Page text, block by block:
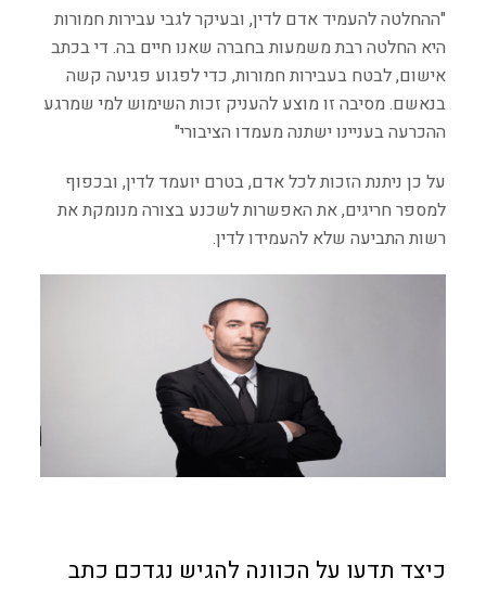
"ההחלטה להעמיד אדם לדין, ובעיקר לגבי עבירות חמורות
היא החלטה רבת משמעות בחברה שאנו חיים בה. די בכתב
אישום, לבטח בעבירות חמורות, כדי לפגוע פגיעה קשה
בנאשם. מסיבה זו מוצע להעניק זכות השימוש למי שמרגע
ההכרעה בעניינו ישתנה מעמדו הציבורי"
על כן ניתנת הזכות לכל אדם, בטרם יועמד לדין, ובכפוף
למספר חריגים, את האפשרות לשכנע בצורה מנומקת את
רשות התביעה שלא להעמידו לדין.
כיצד תדעו על הכוונה להגיש נגדכם כתב